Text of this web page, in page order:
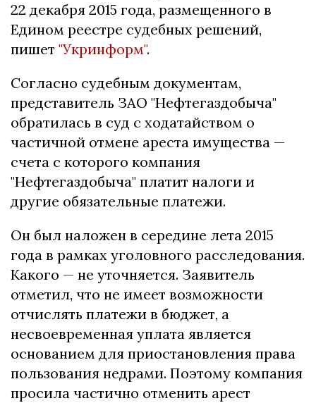
22 декабря 2015 года, размещенного в
Едином реестре судебных решений,
пишет "Укринформ".
Согласно судебным документам,
представитель ЗАО "Нефтегаздобыча"
обратилась в суд с ходатайством о
частичной отмене ареста имущества —
счета с которого компания
"Нефтегаздобыча" платит налоги и
другие обязательные платежи.
Он был наложен в середине лета 2015
года в рамках уголовного расследования.
Какого — не уточняется. Заявитель
отметил, что не имеет возможности
отчислять платежи в бюджет, а
несвоевременная уплата является
основанием для приостановления права
пользования недрами. Поэтому компания
просила частично отменить арест